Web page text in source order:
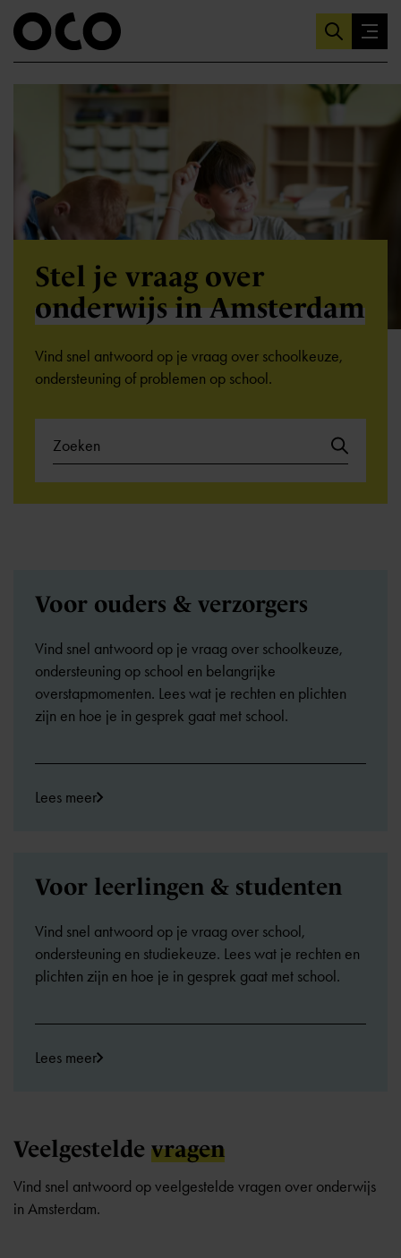
Stel je vraag over
onderwijs in Amsterdam
Vind snel antwoord op je vraag over schoolkeuze,
ondersteuning of problemen op school.
Voor ouders & verzorgers
Vind snel antwoord op je vraag over schoolkeuze,
ondersteuning op school en belangrijke
overstapmomenten. Lees wat je rechten en plichten
zijn en hoe je in gesprek gaat met school.
Lees meer
Voor leerlingen & studenten
Vind snel antwoord op je vraag over school,
ondersteuning en studiekeuze. Lees wat je rechten en
plichten zijn en hoe je in gesprek gaat met school.
Lees meer
Veelgestelde vragen
Vind snel antwoord op veelgestelde vragen over onderwijs
in Amsterdam.